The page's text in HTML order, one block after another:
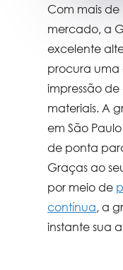
Com mais
mercado, a
excelente
procura uma
impressão
materiais. A
em São
de ponta
Graças ao
por meio de
contínua, a
instante sua